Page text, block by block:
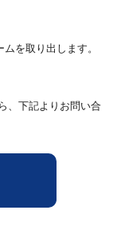
を取り出します。
、下記よりお問い合